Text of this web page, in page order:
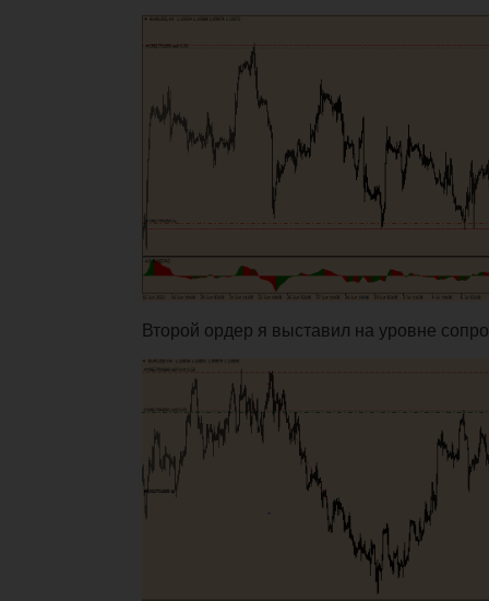
Второй ордер я выставил на уровне